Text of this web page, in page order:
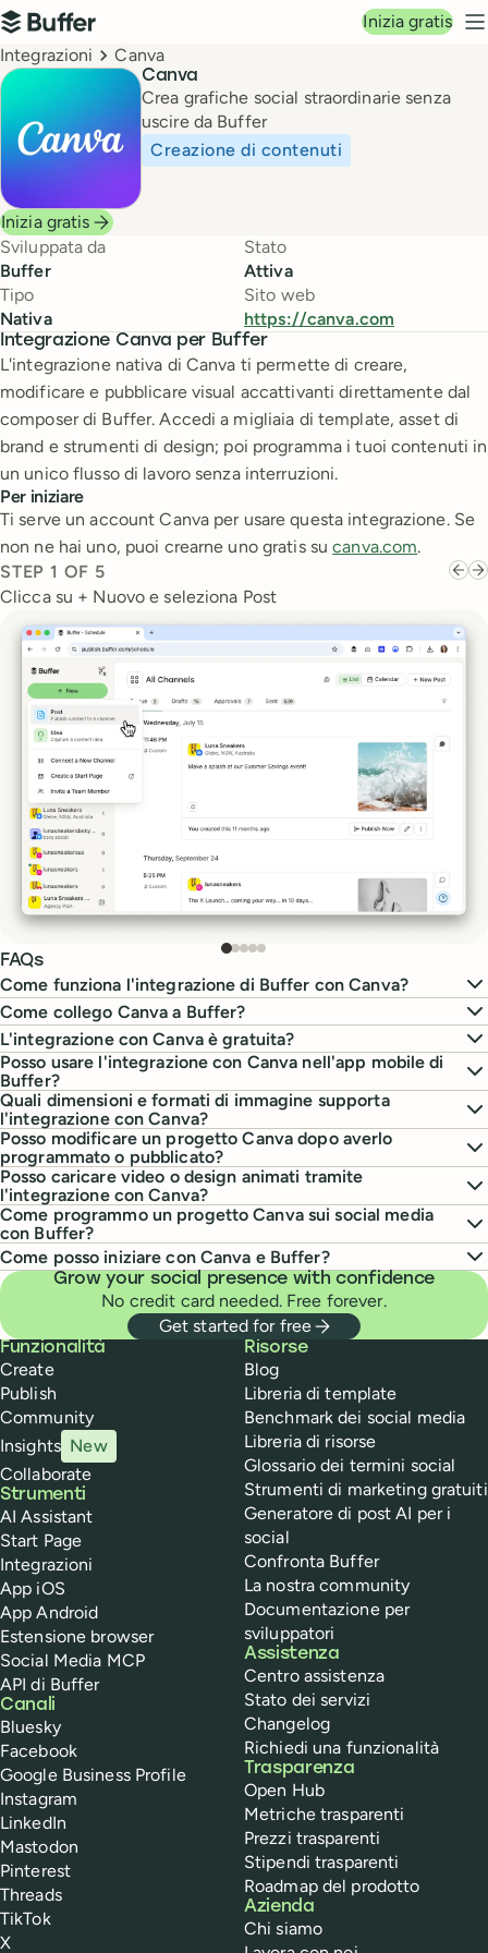
Navigazione principale
Buffer
Inizia gratis
Breadcrumbs
Integrazioni Canva
Canva
Crea grafiche social straordinarie senza
uscire da Buffer
Creazione di contenuti
Inizia gratis
Sviluppata da
Buffer
Stato
Attiva
Tipo
Nativa
Sito web
https://canva.com
Integrazione Canva per Buffer
L'integrazione nativa di Canva ti permette di creare,
modificare e pubblicare visual accattivanti direttamente dal
composer di Buffer. Accedi a migliaia di template, asset di
brand e strumenti di design; poi programma i tuoi contenuti in
un unico flusso di lavoro senza interruzioni.
Per iniziare
Ti serve un account Canva per usare questa integrazione. Se
non ne hai uno, puoi crearne uno gratis sucanva.com.
STEP 1 OF 5
Clicca su + Nuovo e seleziona Post
FAQs
Come funziona l'integrazione di Buffer con Canva?
Come collego Canva a Buffer?
L'integrazione con Canva è gratuita?
Posso usare l'integrazione con Canva nell'app mobile di
Buffer?
Quali dimensioni e formati di immagine supporta
l'integrazione con Canva?
Posso modificare un progetto Canva dopo averlo
programmato o pubblicato?
Posso caricare video o design animati tramite
l'integrazione con Canva?
Come programmo un progetto Canva sui social media
con Buffer?
Come posso iniziare con Canva e Buffer?
Grow your social presence with confidence
No credit card needed. Free forever.
Get started for free
Buffer
Funzionalità
Create
Publish
Community
Insights New
Collaborate
Strumenti
AI Assistant
Start Page
Integrazioni
App iOS
App Android
Estensione browser
Social Media MCP
API di Buffer
Canali
Bluesky
Facebook
Google Business Profile
Instagram
LinkedIn
Mastodon
Pinterest
Threads
TikTok
X
Risorse
Blog
Libreria di template
Benchmark dei social media
Libreria di risorse
Glossario dei termini social
Strumenti di marketing gratuiti
Generatore di post AI per i
social
Confronta Buffer
La nostra community
Documentazione per
sviluppatori
Assistenza
Centro assistenza
Stato dei servizi
Changelog
Richiedi una funzionalità
Trasparenza
Open Hub
Metriche trasparenti
Prezzi trasparenti
Stipendi trasparenti
Roadmap del prodotto
Azienda
Chi siamo